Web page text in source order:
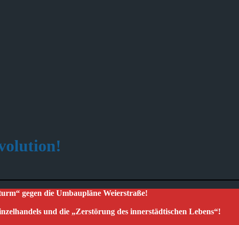
gegen die Umbaupläne Weierstraße!
und die „Zerstörung des innerstädtischen Lebens“!